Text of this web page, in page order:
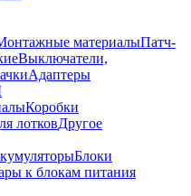
материалыПатч-
Выключатели,
Адаптеры
Коробки
лотковДругое
Блоки
к блокам питания